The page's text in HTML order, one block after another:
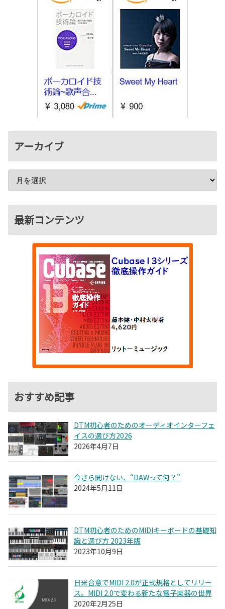
アーカイブ
最新コンテンツ
おすすめ記事
DTM初心者のためのオーディオインターフェ
イスの選び方2026
2026年4月7日
今さら聞けない、“DAWって何？”
2024年5月11日
DTM初心者のためのMIDIキーボードの基礎知
識と選び方 2023年版
2023年10月9日
日米合意でMIDI 2.0が正式規格としてリリー
ス。MIDI 2.0で変わる新たな電子楽器の世界
2020年2月25日